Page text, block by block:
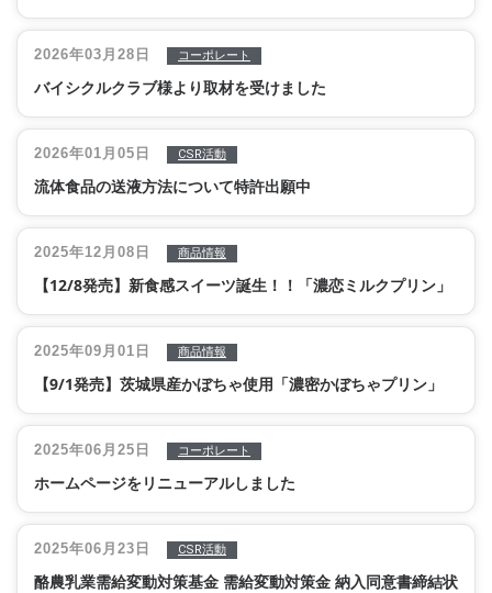
バイシクルクラブ様より取材を受けました
2026年03月28日 コーポレート
流体食品の送液方法について特許出願中
2026年01月05日 CSR活動
【12/8発売】新食感スイーツ誕生！！「濃恋ミルクプリン」
2025年12月08日 商品情報
【9/1発売】茨城県産かぼちゃ使用「濃密かぼちゃプリン」
2025年09月01日 商品情報
ホームページをリニューアルしました
2025年06月25日 コーポレート
酪農乳業需給変動対策基金 需給変動対策金 納入同意書締結状
2025年06月23日 CSR活動